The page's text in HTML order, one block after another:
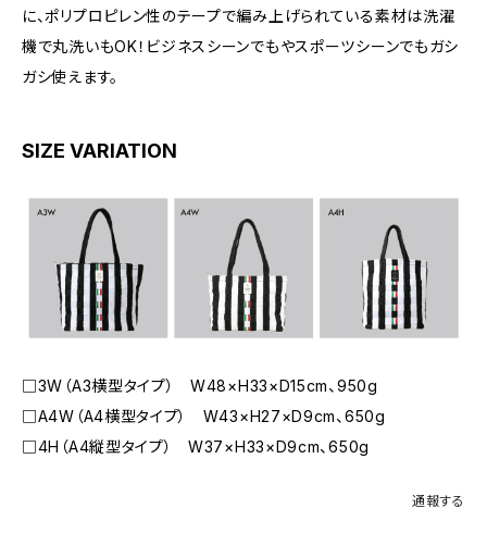
に、ポリプロピレン性のテープで編み上げられている素材は洗濯
機で丸洗いもOK！ビジネスシーンでもやスポーツシーンでもガシ
ガシ使えます。
SIZE VARIATION
□3W（A3横型タイプ） W48×H33×D15cm、950g
□A4W（A4横型タイプ） W43×H27×D9cm、650g
□4H（A4縦型タイプ） W37×H33×D9cm、650g
通報する